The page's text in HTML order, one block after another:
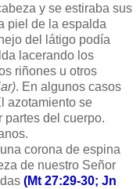
y se estiraba sus
piel de la espalda
del látigo podía
lacerando los
riñones u otros
. En algunos casos
azotamiento se
partes del cuerpo.
corona de espina
de nuestro Señor
(Mt 27:29-30; Jn